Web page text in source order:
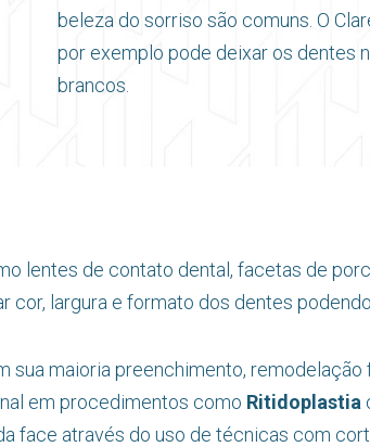
beleza do sorriso são comuns. O
por exemplo pode deixar os dentes
brancos.
lentes de contato dental, facetas de
largura e formato dos dentes
sua maioria preenchimento, remodelação
em procedimentos como Ritidoplastia
face através do uso de técnicas com